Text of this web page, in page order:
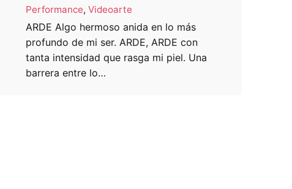
Performance Videoarte
ARDE Algo hermoso anida en lo más
profundo de mi ser. ARDE, ARDE con
tanta intensidad que rasga mi piel. Una
barrera entre lo…